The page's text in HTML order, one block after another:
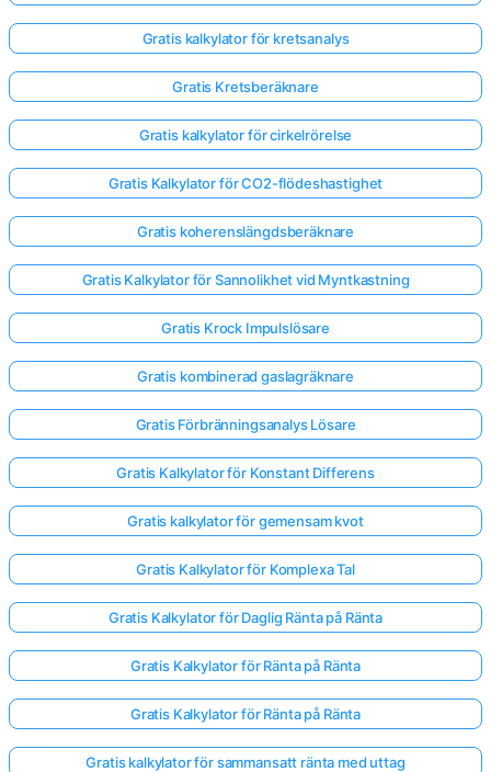
Gratis kalkylator för kretsanalys
Gratis Kretsberäknare
Gratis kalkylator för cirkelrörelse
Gratis Kalkylator för CO2-flödeshastighet
Gratis koherenslängdsberäknare
Gratis Kalkylator för Sannolikhet vid Myntkastning
Gratis Krock Impulslösare
Gratis kombinerad gaslagräknare
Gratis Förbränningsanalys Lösare
Gratis Kalkylator för Konstant Differens
Gratis kalkylator för gemensam kvot
Gratis Kalkylator för Komplexa Tal
Gratis Kalkylator för Daglig Ränta på Ränta
Gratis Kalkylator för Ränta på Ränta
Gratis Kalkylator för Ränta på Ränta
Gratis kalkylator för sammansatt ränta med uttag